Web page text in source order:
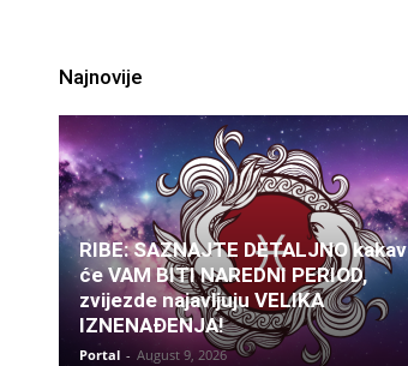
Najnovije
RIBE: SAZNAJTE DETALJNO kakav
će VAM BITI NAREDNI PERIOD,
zvijezde najavljuju VELIKA
IZNENAĐENJA!
Portal - August 9, 2026